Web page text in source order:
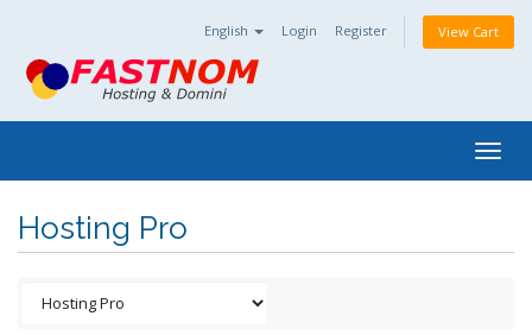
English Login Register View Cart
Hosting Pro